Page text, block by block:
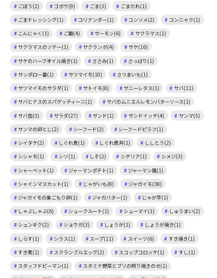
ごぼう(2)
ゴボウ(9) ごま(3)
ごまだれ(1)
ごまドレッシング(1)
コリアンダー(1) コンソメ(2)
コンニャク(1)
こんにゃく(1)
ご飯(4) サーモン(6)
サクラマス(1)
サクラマスのソテー(1)
サクランボ(4)
サケ(16)
サケのハーブオイル焼き(1)
ささみ(1)
さっぱり(1)
サッポロ一番(1)
サツマイモ(10)
さつまいも(1)
サツマイモのサラダ(1)
サトイモ(8) サニーレタス(1)
サバ(11)
サバとナスのスパゲッティーニ(1)
サバのムニエルレモンバターソース(1)
サバ缶(3)
サラダ(27) サンド(1) サンドイッチ(4)
サンマ(5)
サンマの卵とじ(2)
シーフード(2)
シーフードピラフ(1)
シイタケ(2)
しぐれ煮(1) しぐれ煮丼(1)
ししとう(2)
シシャモ(1)
シソ(1) しそ(2) シチリア(1)
シメジ(3)
シャーベット(1)
ジャーマンポテト(1)
ジャーマン風(1)
シャインマスカット(1)
じゃがいも(8)
ジャガイモ(38)
ジャガイモの巣ごもり卵(1)
ジャガバター(1)
じゃが芋(1)
しゃぶしゃぶ(6)
シュークルート(1) シューマイ(1)
しゅうまい(2)
シュンギク(2)
ショウガ(3) しょうが(1)
しょうが焼き(1)
しらす(1)
シラス(1) スープ(11) スイーツ(6)
すき焼き(1)
すき煮(1)
スクランブルエッグ(2) スコップコロッケ(1)
すし(1)
スタッフドピーマン(1)
スタミナ野菜とブリの照り焼きのせ(1)